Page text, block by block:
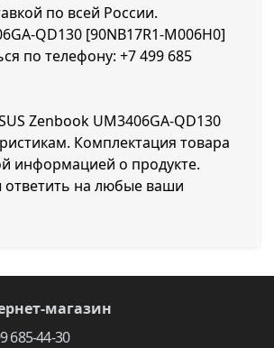
по всей России.
QD130 [90NB17R1-M006H0]
по телефону: +7 499 685
Zenbook UM3406GA-QD130
Комплектация товара
информацией о продукте.
ответить на любые ваши
магазин
685-44-30